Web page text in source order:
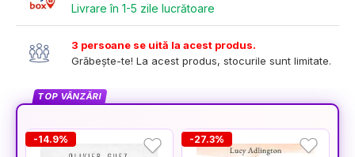
Livrare în 1-5 zile lucrătoare
3 persoane se uită la acest produs.
Grăbește-te! La acest produs, stocurile sunt limitate.
TOP VÂNZĂRI
-14.9% -27.3%